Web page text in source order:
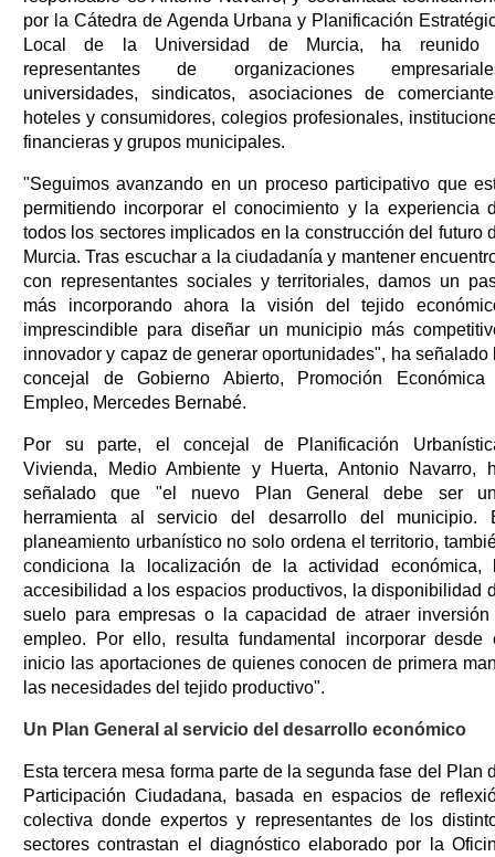
por la Cátedra de Agenda Urbana y Planificación
Local de la Universidad de Murcia, ha reunido
representantes de organizaciones
universidades, sindicatos, asociaciones de
hoteles y consumidores, colegios profesionales,
financieras y grupos municipales.
"Seguimos avanzando en un proceso participativo que
permitiendo incorporar el conocimiento y la experiencia
todos los sectores implicados en la construcción del futuro
Murcia. Tras escuchar a la ciudadanía y mantener
con representantes sociales y territoriales, damos un
más incorporando ahora la visión del tejido
imprescindible para diseñar un municipio más
innovador y capaz de generar oportunidades", ha señalado
concejal de Gobierno Abierto, Promoción Económica
Empleo, Mercedes Bernabé.
Por su parte, el concejal de Planificación
Vivienda, Medio Ambiente y Huerta, Antonio Navarro,
señalado que "el nuevo Plan General debe ser
herramienta al servicio del desarrollo del municipio.
planeamiento urbanístico no solo ordena el territorio,
condiciona la localización de la actividad económica,
accesibilidad a los espacios productivos, la disponibilidad
suelo para empresas o la capacidad de atraer
empleo. Por ello, resulta fundamental incorporar desde
inicio las aportaciones de quienes conocen de primera
las necesidades del tejido productivo".
Un Plan General al servicio del desarrollo económico
Esta tercera mesa forma parte de la segunda fase del Plan
Participación Ciudadana, basada en espacios de
colectiva donde expertos y representantes de los
sectores contrastan el diagnóstico elaborado por la